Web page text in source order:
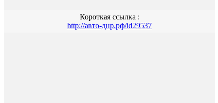
Короткая ссылка :
http://авто-днр.рф/id29537